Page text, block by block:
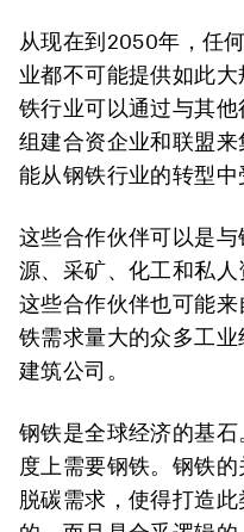
从现在到2050年，任
业都不可能提供如此
铁行业可以通过与其他
组建合资企业和联盟
能从钢铁行业的转型中
这些合作伙伴可以是
源、采矿、化工和私人
这些合作伙伴也可能
铁需求量大的众多工
建筑公司。
钢铁是全球经济的基
度上需要钢铁。钢铁
脱碳需求，使得打造